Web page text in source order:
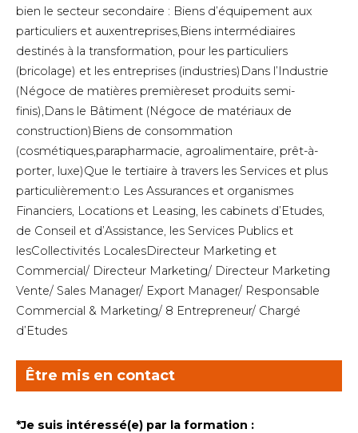
bien le secteur secondaire : Biens d’équipement aux
particuliers et auxentreprises,Biens intermédiaires
destinés à la transformation, pour les particuliers
(bricolage) et les entreprises (industries)Dans l’Industrie
(Négoce de matières premièreset produits semi-
finis),Dans le Bâtiment (Négoce de matériaux de
construction)Biens de consommation
(cosmétiques,parapharmacie, agroalimentaire, prêt-à-
porter, luxe)Que le tertiaire à travers les Services et plus
particulièrement:o Les Assurances et organismes
Financiers, Locations et Leasing, les cabinets d’Etudes,
de Conseil et d’Assistance, les Services Publics et
lesCollectivités LocalesDirecteur Marketing et
Commercial/ Directeur Marketing/ Directeur Marketing
Vente/ Sales Manager/ Export Manager/ Responsable
Commercial & Marketing/ 8 Entrepreneur/ Chargé
d’Etudes
Être mis en contact
*Je suis intéressé(e) par la formation :